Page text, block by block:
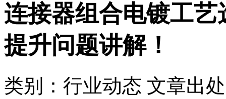
连接器组合电镀工
提升问题讲解！
类别：行业动态 文章出